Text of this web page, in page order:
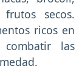
secos.
ricos en
las